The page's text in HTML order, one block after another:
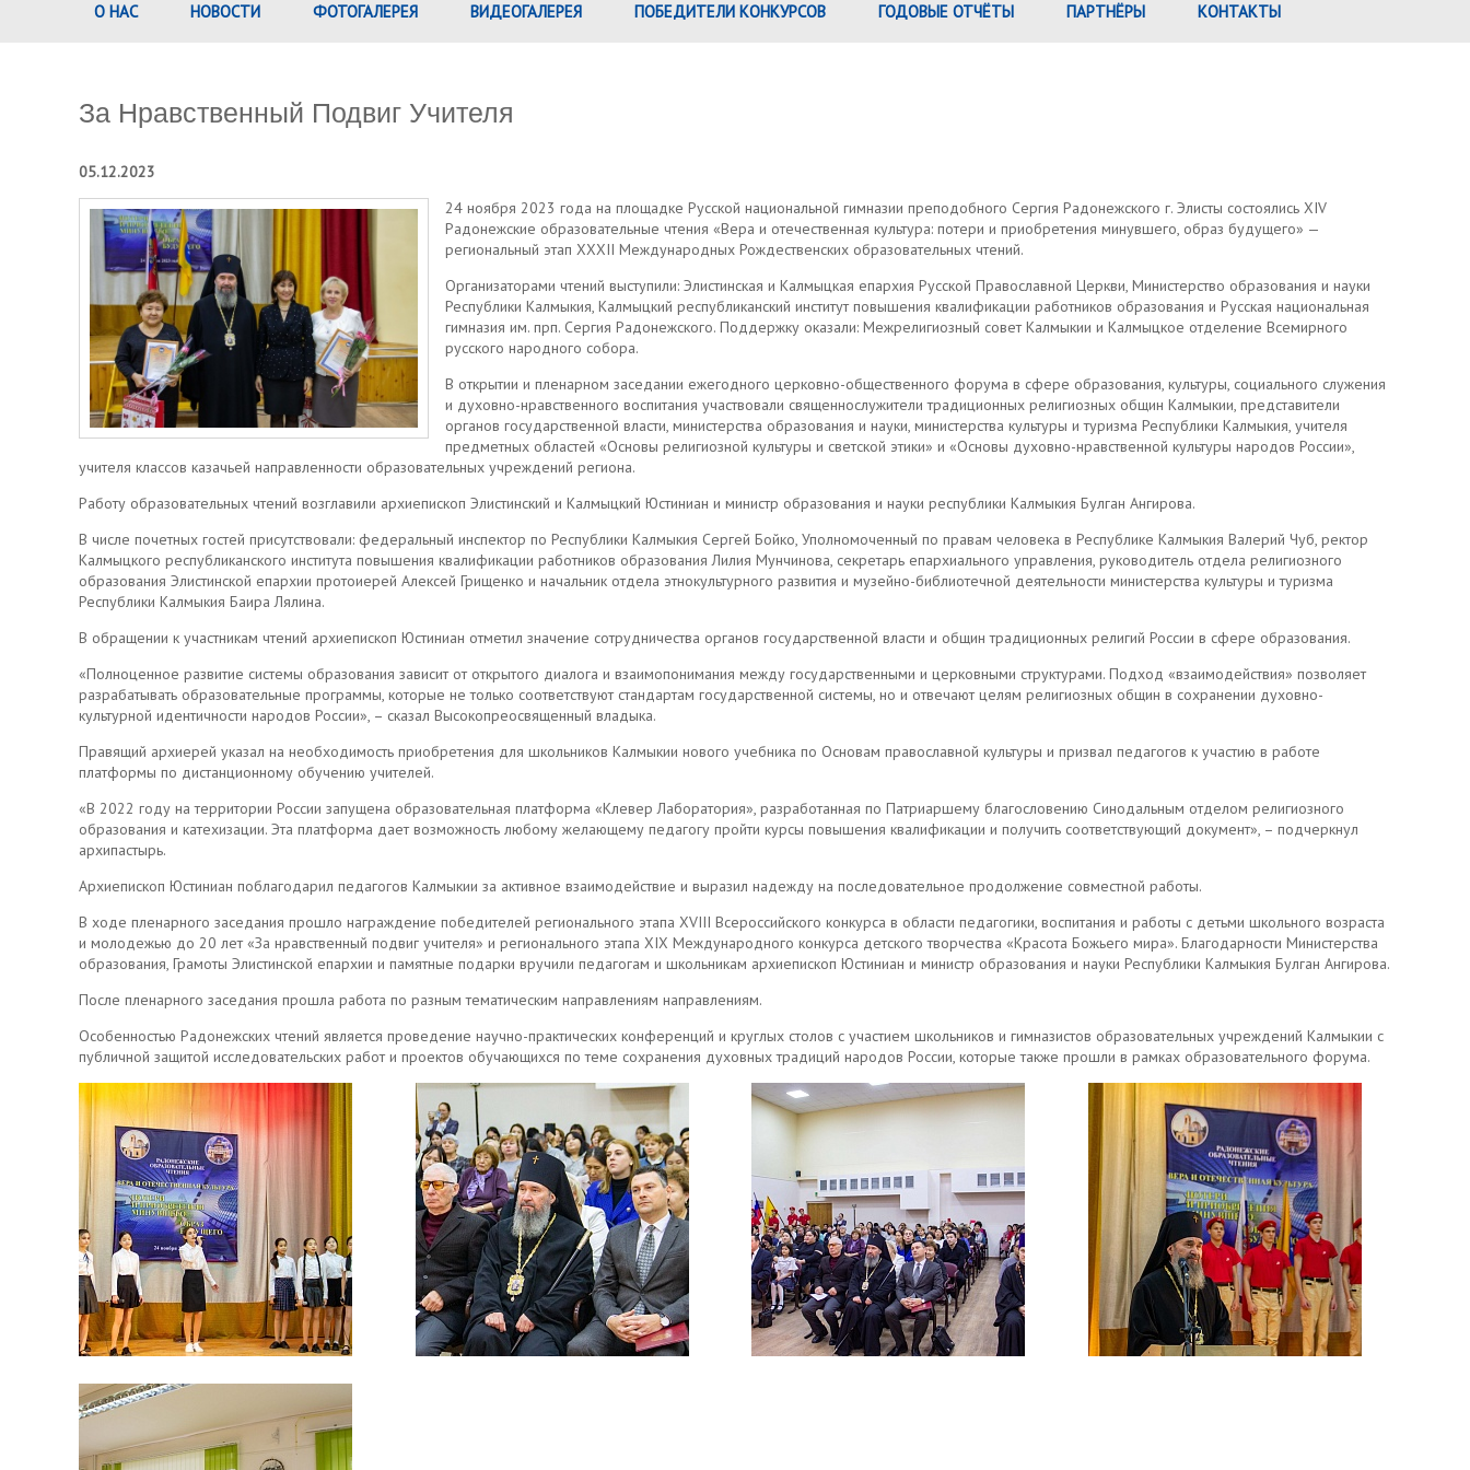
О НАС НОВОСТИ ФОТОГАЛЕРЕЯ ВИДЕОГАЛЕРЕЯ ПОБЕДИТЕЛИ КОНКУРСОВ ГОДОВЫЕ ОТЧЁТЫ ПАРТНЁРЫ КОНТАКТЫ
За Нравственный Подвиг Учителя
05.12.2023
24 ноября 2023 года на площадке Русской национальной гимназии преподобного Сергия Радонежского г. Элисты состоялись ХIV
Радонежские образовательные чтения «Вера и отечественная культура: потери и приобретения минувшего, образ будущего» —
региональный этап XXXII Международных Рождественских образовательных чтений.
Организаторами чтений выступили: Элистинская и Калмыцкая епархия Русской Православной Церкви, Министерство образования и науки
Республики Калмыкия, Калмыцкий республиканский институт повышения квалификации работников образования и Русская национальная
гимназия им. прп. Сергия Радонежского. Поддержку оказали: Межрелигиозный совет Калмыкии и Калмыцкое отделение Всемирного
русского народного собора.
В открытии и пленарном заседании ежегодного церковно-общественного форума в сфере образования, культуры, социального служения
и духовно-нравственного воспитания участвовали священнослужители традиционных религиозных общин Калмыкии, представители
органов государственной власти, министерства образования и науки, министерства культуры и туризма Республики Калмыкия, учителя
предметных областей «Основы религиозной культуры и светской этики» и «Основы духовно-нравственной культуры народов России»,
учителя классов казачьей направленности образовательных учреждений региона.
Работу образовательных чтений возглавили архиепископ Элистинский и Калмыцкий Юстиниан и министр образования и науки республики Калмыкия Булган Ангирова.
В числе почетных гостей присутствовали: федеральный инспектор по Республики Калмыкия Сергей Бойко, Уполномоченный по правам человека в Республике Калмыкия Валерий Чуб, ректор
Калмыцкого республиканского института повышения квалификации работников образования Лилия Мунчинова, секретарь епархиального управления, руководитель отдела религиозного
образования Элистинской епархии протоиерей Алексей Грищенко и начальник отдела этнокультурного развития и музейно-библиотечной деятельности министерства культуры и туризма
Республики Калмыкия Баира Лялина.
В обращении к участникам чтений архиепископ Юстиниан отметил значение сотрудничества органов государственной власти и общин традиционных религий России в сфере образования.
«Полноценное развитие системы образования зависит от открытого диалога и взаимопонимания между государственными и церковными структурами. Подход «взаимодействия» позволяет
разрабатывать образовательные программы, которые не только соответствуют стандартам государственной системы, но и отвечают целям религиозных общин в сохранении духовно-
культурной идентичности народов России», – сказал Высокопреосвященный владыка.
Правящий архиерей указал на необходимость приобретения для школьников Калмыкии нового учебника по Основам православной культуры и призвал педагогов к участию в работе
платформы по дистанционному обучению учителей.
«В 2022 году на территории России запущена образовательная платформа «Клевер Лаборатория», разработанная по Патриаршему благословению Синодальным отделом религиозного
образования и катехизации. Эта платформа дает возможность любому желающему педагогу пройти курсы повышения квалификации и получить соответствующий документ», – подчеркнул
архипастырь.
Архиепископ Юстиниан поблагодарил педагогов Калмыкии за активное взаимодействие и выразил надежду на последовательное продолжение совместной работы.
В ходе пленарного заседания прошло награждение победителей регионального этапа XVIII Всероссийского конкурса в области педагогики, воспитания и работы с детьми школьного возраста
и молодежью до 20 лет «За нравственный подвиг учителя» и регионального этапа XIX Международного конкурса детского творчества «Красота Божьего мира». Благодарности Министерства
образования, Грамоты Элистинской епархии и памятные подарки вручили педагогам и школьникам архиепископ Юстиниан и министр образования и науки Республики Калмыкия Булган Ангирова.
После пленарного заседания прошла работа по разным тематическим направлениям направлениям.
Особенностью Радонежских чтений является проведение научно-практических конференций и круглых столов с участием школьников и гимназистов образовательных учреждений Калмыкии с
публичной защитой исследовательских работ и проектов обучающихся по теме сохранения духовных традиций народов России, которые также прошли в рамках образовательного форума.